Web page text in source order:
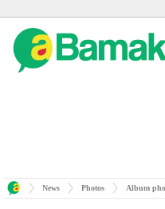
News Photos Album